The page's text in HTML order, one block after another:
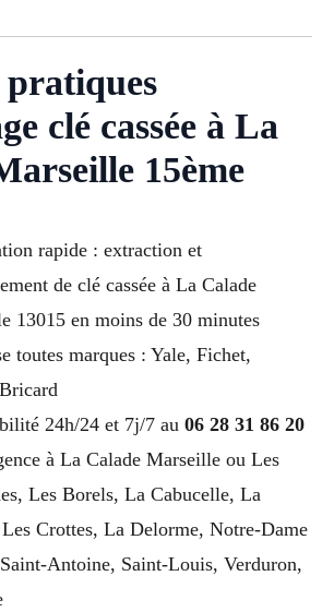
pratiques
clé cassée à La
15ème
rapide : extraction et
de clé cassée à La Calade
13015 en moins de 30 minutes
toutes marques : Yale, Fichet,
24h/24 et 7j/7 au 06 28 31 86 20
à La Calade Marseille ou Les
Les Borels, La Cabucelle, La
Crottes, La Delorme, Notre-Dame
Antoine, Saint-Louis, Verduron,